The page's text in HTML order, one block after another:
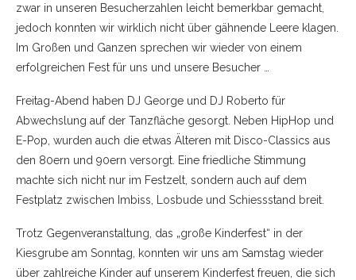
zwar in unseren Besucherzahlen leicht bemerkbar gemacht,
jedoch konnten wir wirklich nicht über gähnende Leere klagen.
Im Großen und Ganzen sprechen wir wieder von einem
erfolgreichen Fest für uns und unsere Besucher …
Freitag-Abend haben DJ George und DJ Roberto für
Abwechslung auf der Tanzfläche gesorgt. Neben HipHop und
E-Pop, wurden auch die etwas Älteren mit Disco-Classics aus
den 80ern und 90ern versorgt. Eine friedliche Stimmung
machte sich nicht nur im Festzelt, sondern auch auf dem
Festplatz zwischen Imbiss, Losbude und Schiessstand breit.
Trotz Gegenveranstaltung, das „große Kinderfest“ in der
Kiesgrube am Sonntag, konnten wir uns am Samstag wieder
über zahlreiche Kinder auf unserem Kinderfest freuen, die sich